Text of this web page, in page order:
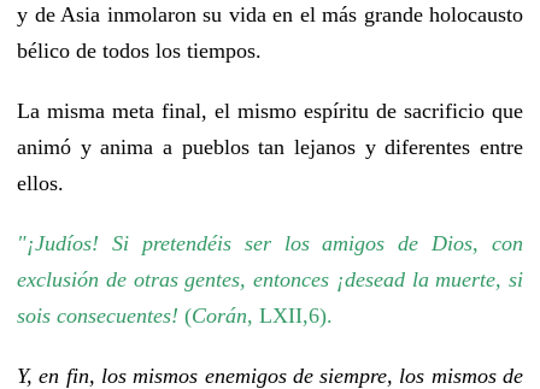
y de Asia inmolaron su vida en el más grande holocausto
bélico de todos los tiempos.
La misma meta final, el mismo espíritu de sacrificio que
animó y anima a pueblos tan lejanos y diferentes entre
ellos.
"¡Judíos! Si pretendéis ser los amigos de Dios, con
exclusión de otras gentes, entonces ¡desead la muerte, si
sois consecuentes! (Corán, LXII,6).
Y, en fin, los mismos enemigos de siempre, los mismos de